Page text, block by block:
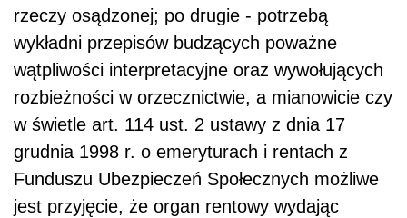
rzeczy osądzonej; po drugie - potrzebą
wykładni przepisów budzących poważne
wątpliwości interpretacyjne oraz wywołujących
rozbieżności w orzecznictwie, a mianowicie czy
w świetle art. 114 ust. 2 ustawy z dnia 17
grudnia 1998 r. o emeryturach i rentach z
Funduszu Ubezpieczeń Społecznych możliwe
jest przyjęcie, że organ rentowy wydając